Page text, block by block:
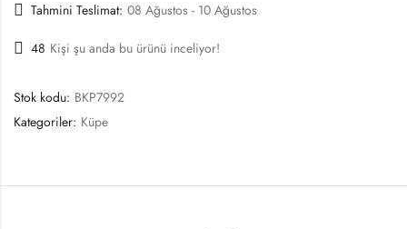
Tahmini Teslimat: 08 Ağustos - 10 Ağustos
48 Kişi şu anda bu ürünü inceliyor!
Stok kodu: BKP7992
Kategoriler: Küpe